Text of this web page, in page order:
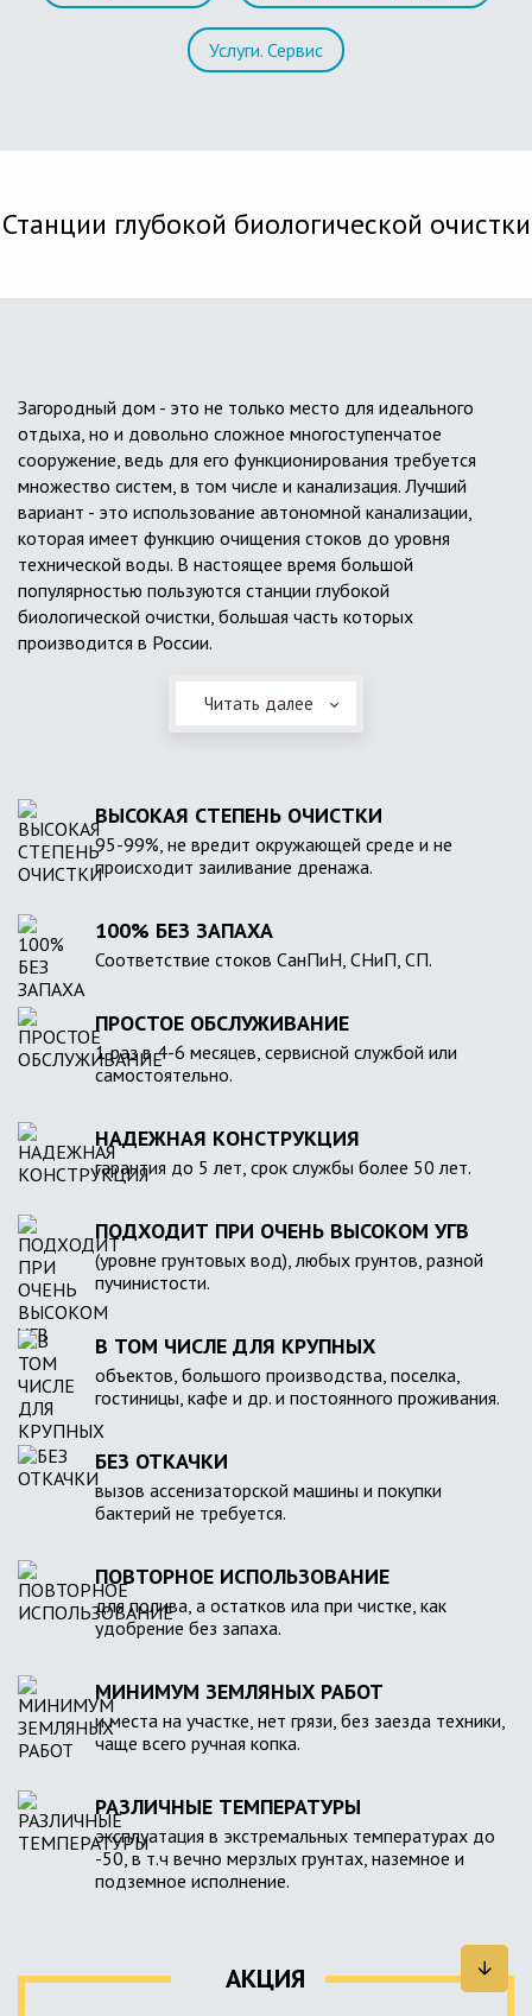
Услуги. Сервис
Станции глубокой биологической очистки
Загородный дом - это не только место для идеального
отдыха, но и довольно сложное многоступенчатое
сооружение, ведь для его функционирования требуется
множество систем, в том числе и канализация. Лучший
вариант - это использование автономной канализации,
которая имеет функцию очищения стоков до уровня
технической воды. В настоящее время большой
популярностью пользуются станции глубокой
биологической очистки, большая часть которых
производится в России.
Читать далее
ВЫСОКАЯ СТЕПЕНЬ ОЧИСТКИ
95-99%, не вредит окружающей среде и не
происходит заиливание дренажа.
100% БЕЗ ЗАПАХА
Соответствие стоков СанПиН, СНиП, СП.
ПРОСТОЕ ОБСЛУЖИВАНИЕ
1 раз в 4-6 месяцев, сервисной службой или
самостоятельно.
НАДЕЖНАЯ КОНСТРУКЦИЯ
гарантия до 5 лет, срок службы более 50 лет.
ПОДХОДИТ ПРИ ОЧЕНЬ ВЫСОКОМ УГВ
(уровне грунтовых вод), любых грунтов, разной
пучинистости.
В ТОМ ЧИСЛЕ ДЛЯ КРУПНЫХ
объектов, большого производства, поселка,
гостиницы, кафе и др. и постоянного проживания.
БЕЗ ОТКАЧКИ
вызов ассенизаторской машины и покупки
бактерий не требуется.
ПОВТОРНОЕ ИСПОЛЬЗОВАНИЕ
для полива, а остатков ила при чистке, как
удобрение без запаха.
МИНИМУМ ЗЕМЛЯНЫХ РАБОТ
и места на участке, нет грязи, без заезда техники,
чаще всего ручная копка.
РАЗЛИЧНЫЕ ТЕМПЕРАТУРЫ
эксплуатация в экстремальных температурах до
-50, в т.ч вечно мерзлых грунтах, наземное и
подземное исполнение.
АКЦИЯ